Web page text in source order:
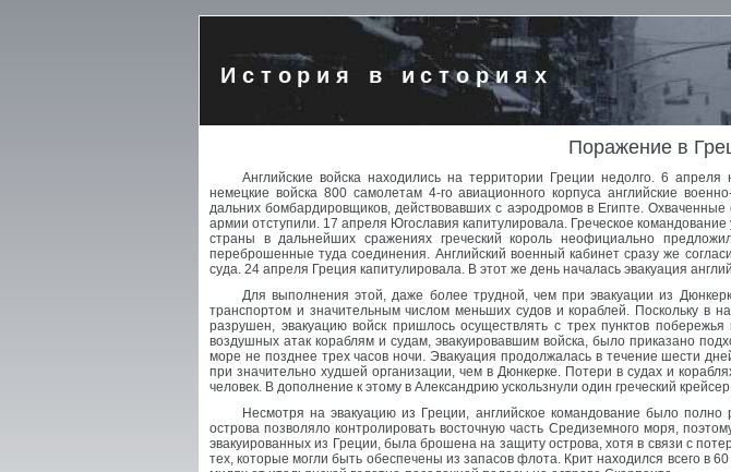
История в историях
Поражение в
Английские войска находились на территории Греции недолго. 6
немецкие войска 800 самолетам 4-го авиационного корпуса английские
дальних бомбардировщиков, действовавших с аэродромов в Египте.
армии отступили. 17 апреля Югославия капитулировала. Греческое
страны в дальнейших сражениях греческий король неофициально
переброшенные туда соединения. Английский военный кабинет сразу же
суда. 24 апреля Греция капитулировала. В этот же день началась эвакуация
Для выполнения этой, даже более трудной, чем при эвакуации из
транспортом и значительным числом меньших судов и кораблей. Поскольку
разрушен, эвакуацию войск пришлось осуществлять с трех пунктов
воздушных атак кораблям и судам, эвакуировавшим войска, было приказано
море не позднее трех часов ночи. Эвакуация продолжалась в течение шести
при значительно худшей организации, чем в Дюнкерке. Потери в судах и
человек. В дополнение к этому в Александрию ускользнули один греческий
Несмотря на эвакуацию из Греции, английское командование было
острова позволяло контролировать восточную часть Средиземного моря,
эвакуированных из Греции, была брошена на защиту острова, хотя в связи с
тех, которые могли быть обеспечены из запасов флота. Крит находился всего в